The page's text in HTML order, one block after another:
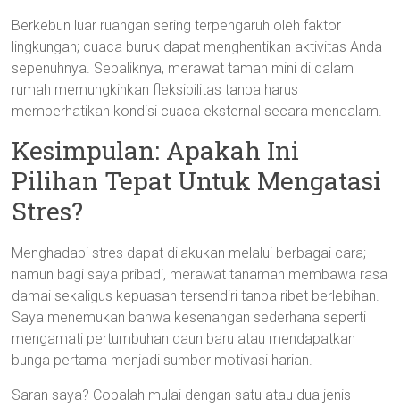
Berkebun luar ruangan sering terpengaruh oleh faktor
lingkungan; cuaca buruk dapat menghentikan aktivitas Anda
sepenuhnya. Sebaliknya, merawat taman mini di dalam
rumah memungkinkan fleksibilitas tanpa harus
memperhatikan kondisi cuaca eksternal secara mendalam.
Kesimpulan: Apakah Ini
Pilihan Tepat Untuk Mengatasi
Stres?
Menghadapi stres dapat dilakukan melalui berbagai cara;
namun bagi saya pribadi, merawat tanaman membawa rasa
damai sekaligus kepuasan tersendiri tanpa ribet berlebihan.
Saya menemukan bahwa kesenangan sederhana seperti
mengamati pertumbuhan daun baru atau mendapatkan
bunga pertama menjadi sumber motivasi harian.
Saran saya? Cobalah mulai dengan satu atau dua jenis